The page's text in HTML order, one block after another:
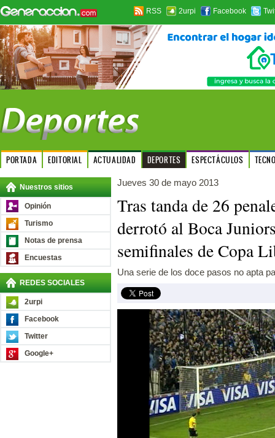
RSS 2urpi Facebook
PORTADA EDITORIAL ACTUALIDAD DEPORTES ESPECTÁCULOS
Nuestros sitios
Opinión
Turismo
Notas de prensa
Encuestas
REDES SOCIALES
2urpi
Facebook
Twitter
Google+
Jueves 30 de mayo 2013
Tras tanda de 26
derrotó al Boca
semifinales de Copa
Una serie de los doce pasos no apta